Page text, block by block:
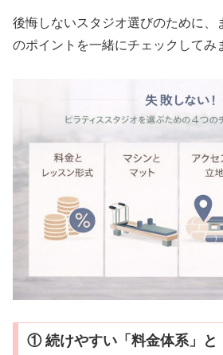
後悔しないスタジオ選びのために、
のポイントを一緒にチェックしてみ
① 続けやすい「料金体系」と